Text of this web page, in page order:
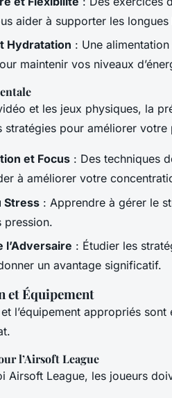
aider à supporter les
Hydratation : Une
maintenir vos niveaux
et les jeux physiques, la
stratégies pour améliorer votre
et Focus : Des techniques
à améliorer votre
Stress : Apprendre à gérer le
pression.
l’Adversaire : Étudier les
un avantage significatif.
et Équipement
et l’équipement appropriés
l’Airsoft League
Airsoft League, les joueurs